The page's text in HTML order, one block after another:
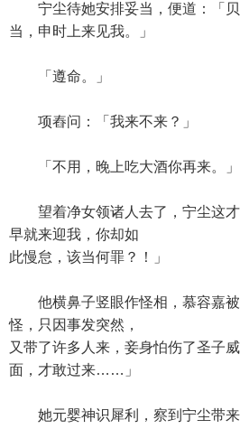
宁尘待她安排妥当，便道：「贝
当，申时上来见我。」
「遵命。」
项舂问：「我来不来？」
「不用，晚上吃大酒你再来。」
望着净女领诸人去了，宁尘这才
早就来迎我，你却如
此慢怠，该当何罪？！」
他横鼻子竖眼作怪相，慕容嘉被
怪，只因事发突然，
又带了许多人来，妾身怕伤了圣子
面，才敢过来……」
她元婴神识犀利，察到宁尘带来